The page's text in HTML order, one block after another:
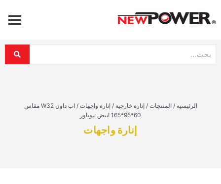
الرئيسية / المنتجات / إنارة خارجية / إنارة واجهات /
اب داون W32 مقاس
60*95*165 ابيض نيوباور
إنارة واجهات